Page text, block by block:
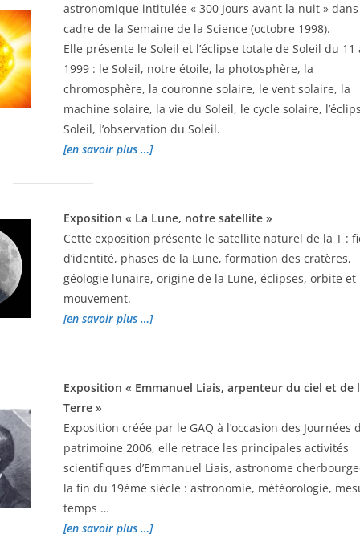
astronomique intitulée « 300 Jours avant la nuit »
cadre de la Semaine de la Science (octobre 1998).
Elle présente le Soleil et l’éclipse totale de Soleil du 11
1999 : le Soleil, notre étoile, la photosphère, la
chromosphère, la couronne solaire, le vent solaire, la
machine solaire, la vie du Soleil, le cycle solaire,
Soleil, l’observation du Soleil.
[en savoir plus …]
Exposition « La Lune, notre satellite »
Cette exposition présente le satellite naturel de la T :
d’identité, phases de la Lune, formation des cratères,
géologie lunaire, origine de la Lune, éclipses, orbite et
mouvement.
[en savoir plus …]
Exposition « Emmanuel Liais, arpenteur du ciel et de
Terre »
Exposition créée par le GAQ à l’occasion des Journées
patrimoine 2006, elle retrace les principales activités
scientifiques d’Emmanuel Liais, astronome
la fin du 19ème siècle : astronomie, météorologie,
temps …
[en savoir plus …]